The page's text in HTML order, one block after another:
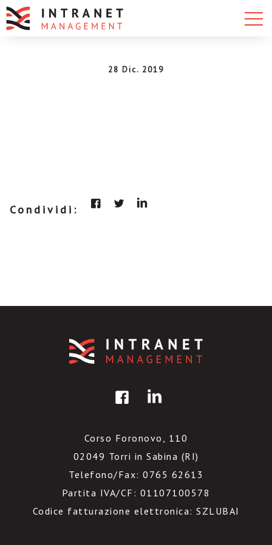
28 Dic. 2019
Condividi:
Corso Foronovo, 110
02049 Torri in Sabina (RI)
Telefono/Fax: 0765 62613
Partita IVA/CF: 01107100578
Codice fatturazione elettronica: SZLUBAI